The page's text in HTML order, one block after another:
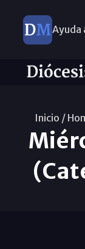
Ayuda
Inicio /